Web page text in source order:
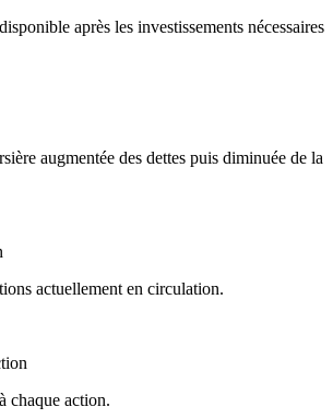
après les investissements nécessaires
augmentée des dettes puis diminuée de la
actuellement en circulation.
chaque action.